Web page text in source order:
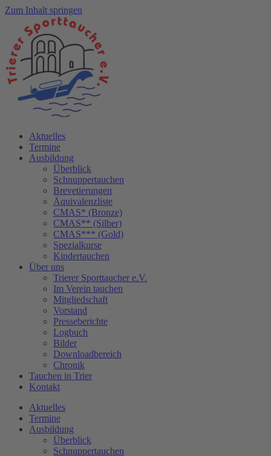
Zum Inhalt springen
Aktuelles
Termine
Ausbildung
Überblick
Schnuppertauchen
Brevetierungen
Äquivalenzliste
CMAS* (Bronze)
CMAS** (Silber)
CMAS*** (Gold)
Spezialkurse
Kindertauchen
Über uns
Trierer Sporttaucher e.V.
Im Verein tauchen
Mitgliedschaft
Vorstand
Presseberichte
Logbuch
Bilder
Downloadbereich
Chronik
Tauchen in Trier
Kontakt
Aktuelles
Termine
Ausbildung
Überblick
Schnuppertauchen